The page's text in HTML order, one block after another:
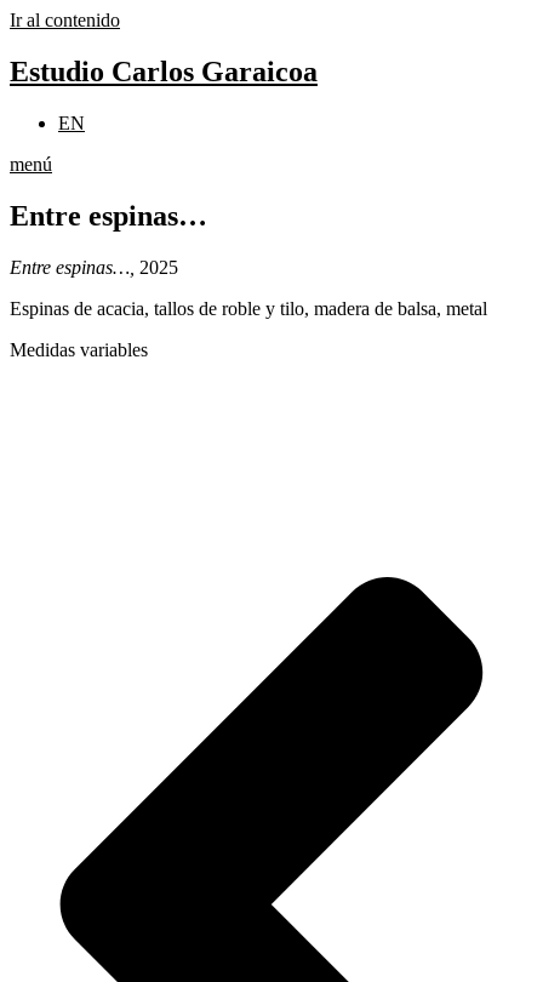
Ir al contenido
Estudio Carlos Garaicoa
EN
menú
Entre espinas…
Entre espinas…, 2025
Espinas de acacia, tallos de roble y tilo, madera de balsa, metal
Medidas variables